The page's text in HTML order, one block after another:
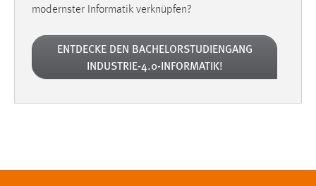
modernster Informatik verknüpfen?
ENTDECKE DEN BACHELORSTUDIENGANG
INDUSTRIE-4.0-INFORMATIK!